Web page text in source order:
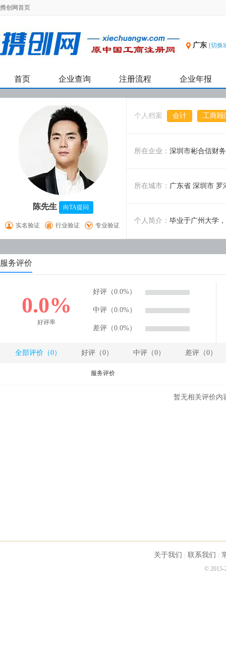
携创网首页
广东 [切换
首页 企业查询 注册流程 企业年报
陈先生 向TA提问
实名验证 行业验证 专业验证
个人档案 会计 工商顾
所在企业： 深圳市彬合信财
所在城市： 广东省 深圳市 罗
个人简介： 毕业于广州大学
服务评价
0.0%
好评率
好评（0.0%）
中评（0.0%）
差评（0.0%）
全部评价（0） 好评（0） 中评（0） 差评（0）
服务评价
暂无相关评价内
关于我们 联系我们
© 2015-